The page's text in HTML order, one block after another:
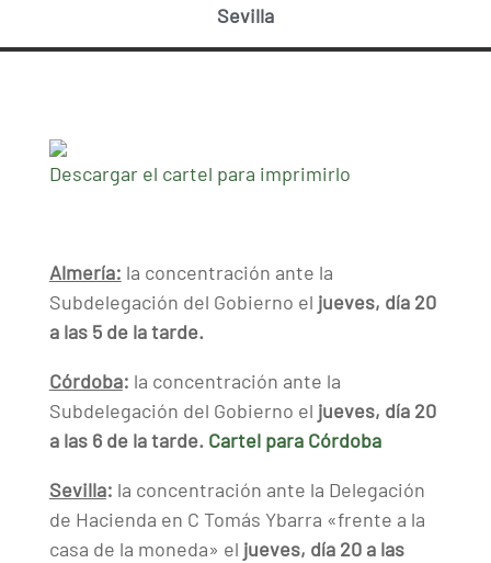
Sevilla
Descargar el cartel para imprimirlo
Almería: la concentración ante la
Subdelegación del Gobierno el jueves, día 20
a las 5 de la tarde.
Córdoba: la concentración ante la
Subdelegación del Gobierno el jueves, día 20
a las 6 de la tarde. Cartel para Córdoba
Sevilla: la concentración ante la Delegación
de Hacienda en C Tomás Ybarra «frente a la
casa de la moneda» el jueves, día 20 a las